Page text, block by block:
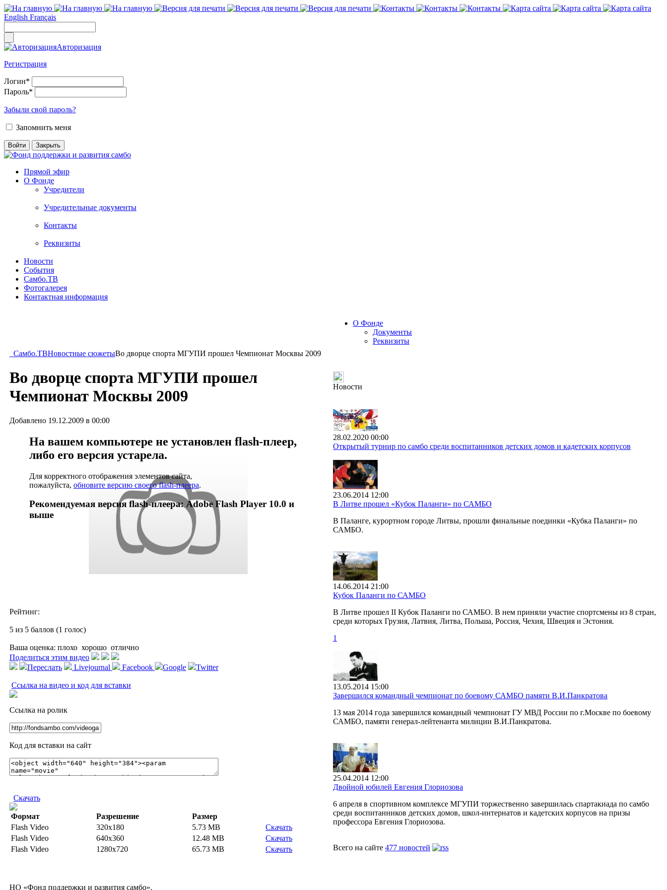
English Français
Авторизация
Регистрация
Логин*
Пароль*
Забыли свой пароль?
Запомнить меня
Прямой эфир
О Фонде
Учредители
Учредительные документы
Контакты
Реквизиты
Новости
События
Самбо.ТВ
Фотогалерея
Контактная информация
Самбо.ТВНовостные сюжетыВо дворце спорта МГУПИ прошел Чемпионат Москвы 2009
Во дворце спорта МГУПИ прошел
Чемпионат Москвы 2009
Добавлено 19.12.2009 в 00:00
На вашем компьютере не установлен flash-плеер,
либо его версия устарела.
Для корректного отображения элементов сайта,
пожалуйста, обновите версию своего flash-плеера.
Рекомендуемая версия flash-плеера: Adobe Flash Player 10.0 и
выше
Рейтинг:
5 из 5 баллов (1 голос)
Ваша оценка: плохо хорошо отлично
Поделиться этим видео
Переслать
Livejournal Facebook Google Twitter
Ссылка на видео и код для вставки
Ссылка на ролик
Код для вставки на сайт
Скачать
Формат Разрешение
Размер
Flash Video
320x180 5.73 MB
Скачать
Flash Video
640x360 12.48 MB
Скачать
Flash Video
1280x720 65.73 MB Скачать
О Фонде
Документы
Реквизиты
Новости
28.02.2020 00:00
Открытый турнир по самбо среди воспитанников детских домов и кадетских корпусов
23.06.2014 12:00
В Литве прошел «Кубок Паланги» по САМБО
В Паланге, курортном городе Литвы, прошли финальные поединки «Кубка Паланги» по
САМБО.
14.06.2014 21:00
Кубок Паланги по САМБО
В Литве прошел II Кубок Паланги по САМБО. В нем приняли участие спортсмены из 8 стран,
среди которых Грузия, Латвия, Литва, Польша, Россия, Чехия, Швеция и Эстония.
1
13.05.2014 15:00
Завершился командный чемпионат по боевому САМБО памяти В.И.Панкратова
13 мая 2014 года завершился командный чемпионат ГУ МВД России по г.Москве по боевому
САМБО, памяти генерал-лейтенанта милиции В.И.Панкратова.
25.04.2014 12:00
Двойной юбилей Евгения Глориозова
6 апреля в спортивном комплексе МГУПИ торжественно завершилась спартакиада по самбо
среди воспитанников детских домов, школ-интернатов и кадетских корпусов на призы
профессора Евгения Глориозова.
Всего на сайте 477 новостей
НО «Фонд поддержки и развития самбо».